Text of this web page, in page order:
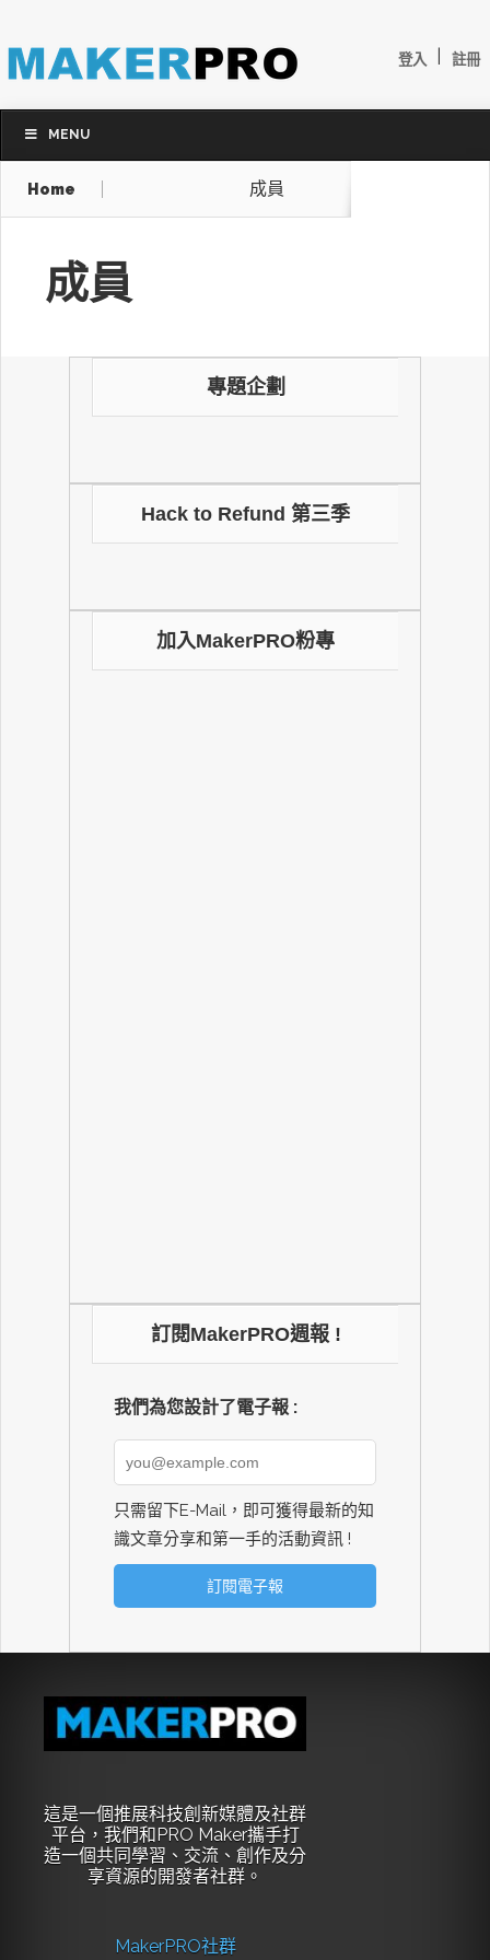
登入 註冊
MENU
Home 成員
成員
專題企劃
Hack to Refund 第三季
加入MakerPRO粉專
訂閱MakerPRO週報 !
我們為您設計了電子報 :
只需留下E-Mail，即可獲得最新的知
識文章分享和第一手的活動資訊 !
這是一個推展科技創新媒體及社群
平台，我們和PRO Maker攜手打
造一個共同學習、交流、創作及分
享資源的開發者社群。
MakerPRO社群